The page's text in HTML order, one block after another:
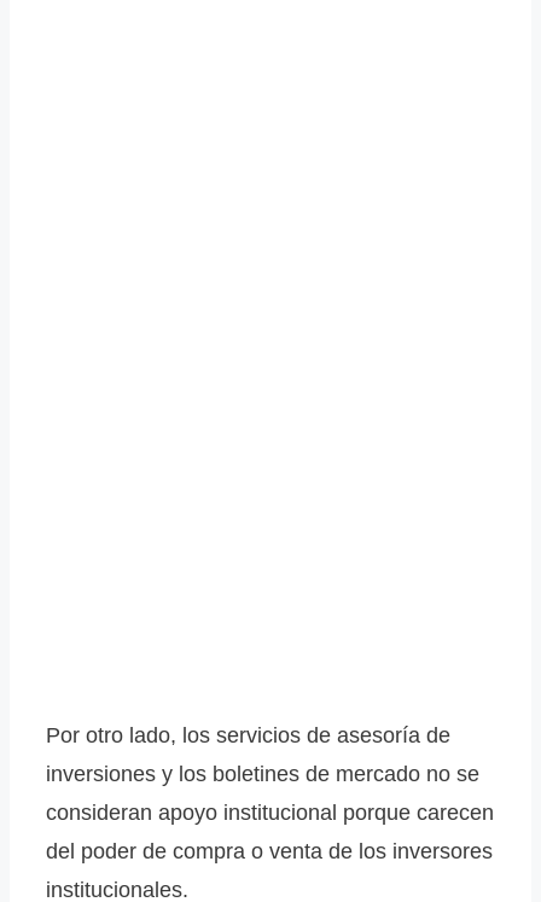
Por otro lado, los servicios de asesoría de
inversiones y los boletines de mercado no se
consideran apoyo institucional porque carecen
del poder de compra o venta de los inversores
institucionales.